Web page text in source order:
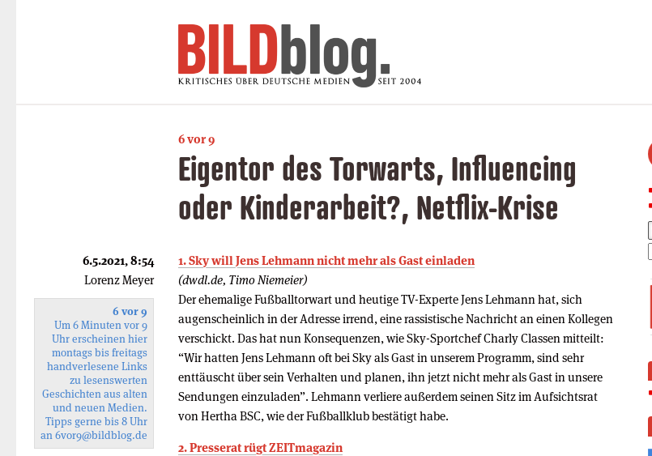
6 vor 9
Eigentor des Torwarts, Influencing
oder Kinderarbeit?, Netflix-Krise
1. Sky will Jens Lehmann nicht mehr als Gast einladen
(dwdl.de, Timo Niemeier)
Der ehemalige Fußballtorwart und heutige TV-Experte Jens Lehmann hat, sich
augenscheinlich in der Adresse irrend, eine rassistische Nachricht an einen Kollegen
verschickt. Das hat nun Konsequenzen, wie Sky-Sportchef Charly Classen mitteilt:
“Wir hatten Jens Lehmann oft bei Sky als Gast in unserem Programm, sind sehr
enttäuscht über sein Verhalten und planen, ihn jetzt nicht mehr als Gast in unsere
Sendungen einzuladen”. Lehmann verliere außerdem seinen Sitz im Aufsichtsrat
von Hertha BSC, wie der Fußballklub bestätigt habe.
2. Presserat rügt ZEITmagazin
6.5.2021, 8:54
Lorenz Meyer
6 vor 9
Um 6 Minuten vor 9
Uhr erscheinen hier
montags bis freitags
handverlesene Links
zu lesenswerten
Geschichten aus alten
und neuen Medien.
Tipps gerne bis 8 Uhr
an6vor9@bildblog.de